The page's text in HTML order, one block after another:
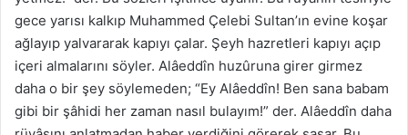
gece yarısı kalkıp Muhammed Çelebi Sultan’ın evine koşar
ağlayıp yalvararak kapıyı çalar. Şeyh hazretleri kapıyı açıp
içeri almalarını söyler. Alâeddîn huzûruna girer girmez
daha o bir şey söylemeden; “Ey Alâeddîn! Ben sana babam
gibi bir şâhidi her zaman nasıl bulayım!” der. Alâeddîn daha